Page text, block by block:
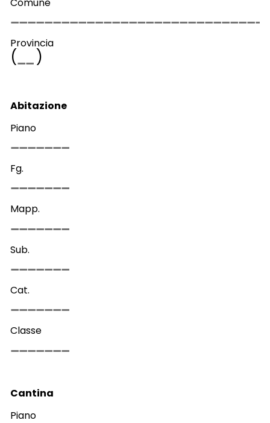
Provincia
( )
Abitazione
Piano
Fg.
Mapp.
Sub.
Cat.
Classe
Cantina
Piano